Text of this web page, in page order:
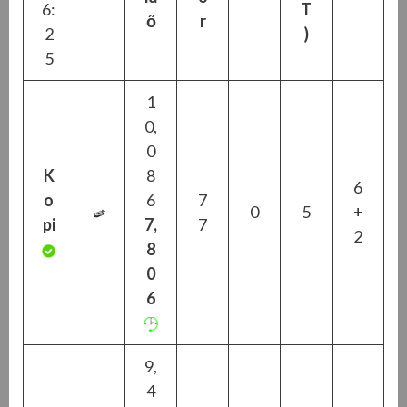
6:
2
5
ő
r
T
)
K
o
pi
1
0,
0
8
6
7,
8
0
6
7
7
0 5
6
+
2
9,
4